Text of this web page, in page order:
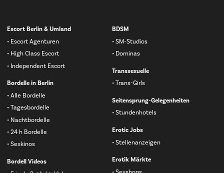
Navigation
Escort Berlin & Umland
Escort Agenturen
High Class Escort
Independent Escort
Bordelle in Berlin
Alle Bordelle
Tagesbordelle
Nachtbordelle
24 h Bordelle
Sexkinos
Bordell Videos
BDSM
SM-Studios
Dominas
Transsexuelle
Trans-Girls
Seitensprung-Gelegenheiten
Stundenhotels
Erotic Jobs
Stellenanzeigen
Erotik Märkte